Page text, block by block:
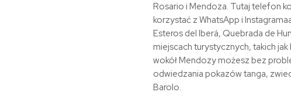
Rosario i Mendoza. Tutaj telefon
korzystać z WhatsApp i
Esteros del Iberá, Quebrada de
miejscach turystycznych, takich
wokół Mendozy możesz bez
odwiedzania pokazów tanga,
Barolo.